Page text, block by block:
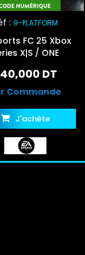
: 9-PLATFORM
FC 25 Xbox
X|S / ONE
DT
Commande
J'achète